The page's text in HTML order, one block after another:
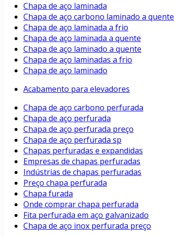
Chapa de aço laminada
Chapa de aço carbono laminado a quente
Chapa de aço laminada a frio
Chapa de aço laminada a quente
Chapa de aço laminado a quente
Chapa de aço laminadas a frio
Chapa de aço laminado
Acabamento para elevadores
Chapa de aço carbono perfurada
Chapa de aço perfurada
Chapa de aço perfurada preço
Chapa de aço perfurada sp
Chapas perfuradas e expandidas
Empresas de chapas perfuradas
Indústrias de chapas perfuradas
Preço chapa perfurada
Chapa furada
Onde comprar chapa perfurada
Fita perfurada em aço galvanizado
Chapa de aço inox perfurada preço